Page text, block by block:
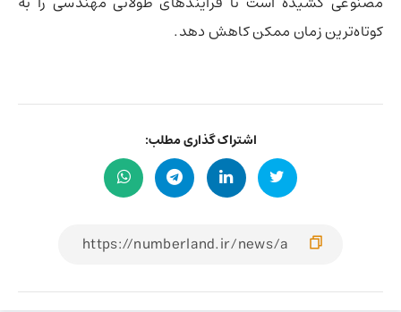
کوتاه‌ترین زمان ممکن کاهش دهد.
اشتراک گذاری مطلب: